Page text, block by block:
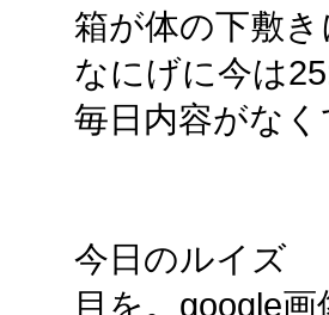
箱が体の下敷
なにげに今は
毎日内容がなく
今日のルイズ
目を。google